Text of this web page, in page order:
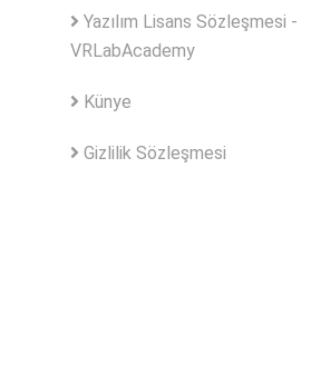
Yazılım Lisans Sözleşmesi -
VRLabAcademy
Künye
Gizlilik Sözleşmesi